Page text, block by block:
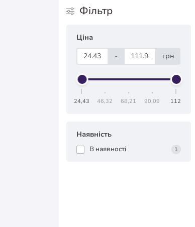
Фільтр
Ціна
-
грн
24,43 46,32 68,21 90,09 112
Наявність
В наявності 1